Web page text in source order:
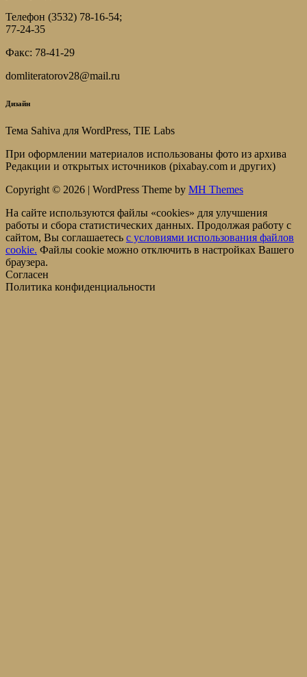
Телефон (3532) 78-16-54;
77-24-35
Факс: 78-41-29
domliteratorov28@mail.ru
Дизайн
Тема Sahiva для WordPress, TIE Labs
При оформлении материалов использованы фото из архива
Редакции и открытых источников (pixabay.com и других)
Copyright © 2026 | WordPress Theme by MH Themes
На сайте используются файлы «cookies» для улучшения
работы и сбора статистических данных. Продолжая работу с
сайтом, Вы соглашаетесь c условиями использования файлов
cookie. Файлы cookie можно отключить в настройках Вашего
браузера.
Согласен
Политика конфиденциальности